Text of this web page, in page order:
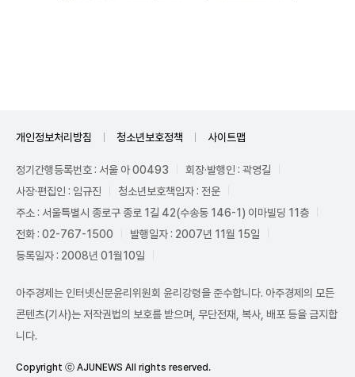
개인정보처리방침 청소년보호정책 사이트맵
정기간행등록번호 : 서울 아 00493
회장·발행인 : 곽영길
사장·편집인 : 임규진
청소년보호책임자 : 전운
주소 : 서울특별시 종로구 종로 1길 42(수송동 146-1) 이마빌딩 11층
전화 : 02-767-1500
발행일자 : 2007년 11월 15일
등록일자 : 2008년 01월10일
아주경제는 인터넷신문윤리위원회 윤리강령을 준수합니다. 아주경제의 모든
콘텐츠(기사)는 저작권법의 보호를 받으며, 무단전재, 복사, 배포 등을 금지합
니다.
Copyright ⓒ AJUNEWS All rights reserved.